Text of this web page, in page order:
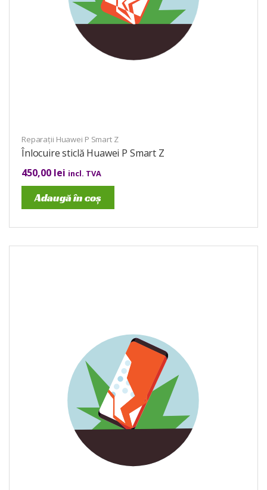
Reparații Huawei P Smart Z
Înlocuire sticlă Huawei P Smart Z
450,00 lei incl. TVA
Adaugă în coș